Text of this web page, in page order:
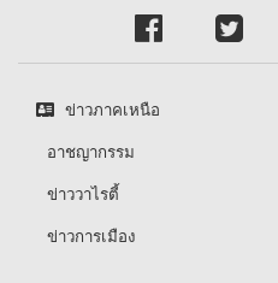
ข่าวภาคเหนือ
อาชญากรรม
ข่าววาไรตี้
ข่าวการเมือง